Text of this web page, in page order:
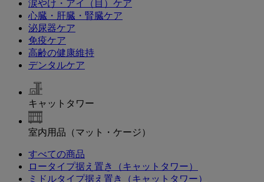
涙やけ・アイ（目）ケア
心臓・肝臓・腎臓ケア
泌尿器ケア
免疫ケア
高齢の健康維持
デンタルケア
キャットタワー
室内用品（マット・ケージ）
すべての商品
ロータイプ据え置き（キャットタワー）
ミドルタイプ据え置き（キャットタワー）